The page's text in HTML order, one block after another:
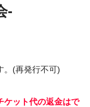
-
。(再発行不可)
ケット代の返金はで